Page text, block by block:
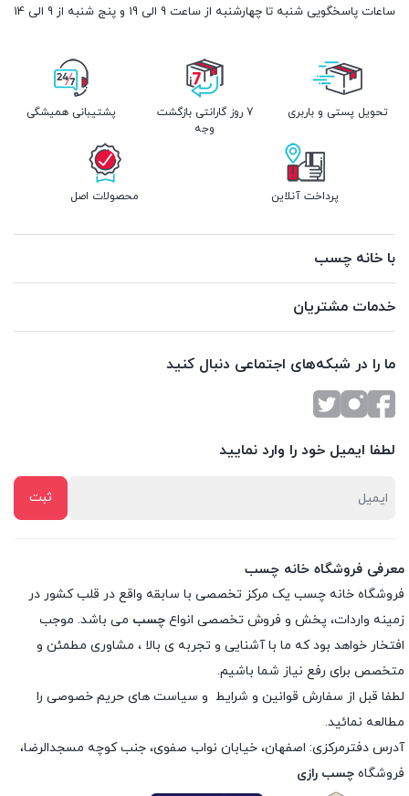
ساعات پاسخگویی شنبه تا چهارشنبه از ساعت 9 الی 19 و پنج شنبه از 9 الی 14
تحویل پستی و باربری
7 روز گارانتی بازگشت
وجه
پشتیبانی همیشگی
پرداخت آنلاین محصولات اصل
با خانه چسب
خدمات مشتریان
ما را در شبکه‌های اجتماعی دنبال کنید
لطفا ایمیل خود را وارد نمایید
معرفی فروشگاه خانه چسب
فروشگاه خانه چسب یک مرکز تخصصی با سابقه واقع در قلب کشور در
زمینه واردات، پخش و فروش تخصصی انواع چسب می باشد. موجب
افتخار خواهد بود که ما با آشنایی و تجربه ی بالا ، مشاوری مطمئن و
متخصص برای رفع نیاز شما باشیم.
لطفا قبل از سفارش قوانین و شرایط و سیاست های حریم خصوصی را
مطالعه نمائید.
آدرس دفترمرکزی: اصفهان، خیابان نواب صفوی، جنب کوچه مسجدالرضا،
فروشگاه چسب رازی